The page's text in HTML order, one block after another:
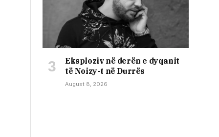
Eksploziv në derën e dyqanit
të Noizy-t në Durrës
August 8, 2026